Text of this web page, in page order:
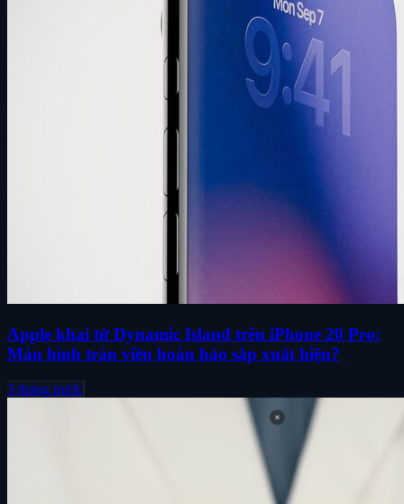
Apple khai tử Dynamic Island trên iPhone 20 Pro:
Màn hình tràn viền hoàn hảo sắp xuất hiện?
3 tháng trước